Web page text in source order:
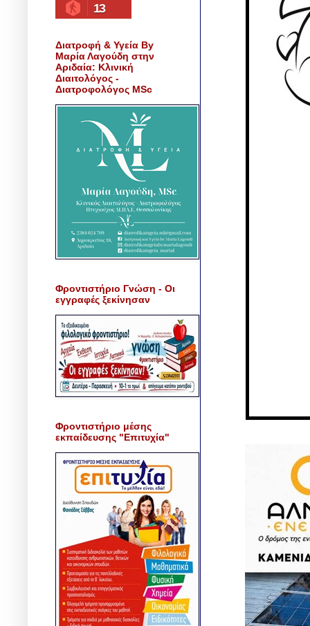
13
Διατροφή & Υγεία By
Μαρία Λαγούδη στην
Αριδαία: Κλινική
Διαιτολόγος -
Διατροφολόγος MSc
Φροντιστήριο Γνώση - Οι
εγγραφές ξεκίνησαν
Φροντιστήριο μέσης
εκπαίδευσης "Επιτυχία"